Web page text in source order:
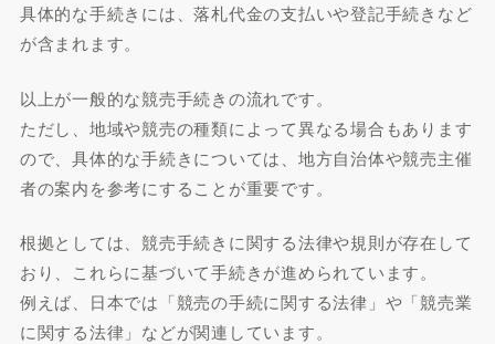
具体的な手続きには、落札代金の支払いや登記手続きなど
が含まれます。
以上が一般的な競売手続きの流れです。
ただし、地域や競売の種類によって異なる場合もあります
ので、具体的な手続きについては、地方自治体や競売主催
者の案内を参考にすることが重要です。
根拠としては、競売手続きに関する法律や規則が存在して
おり、これらに基づいて手続きが進められています。
例えば、日本では「競売の手続に関する法律」や「競売業
に関する法律」などが関連しています。